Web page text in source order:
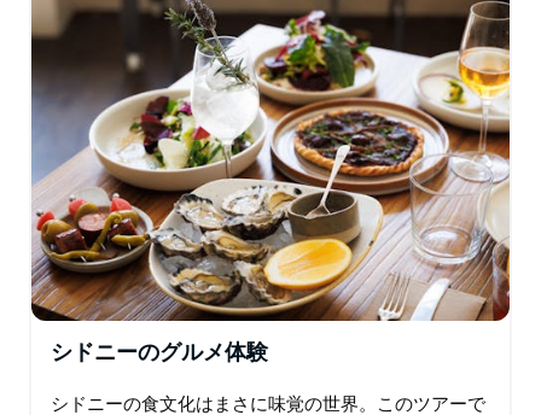
シドニーのグルメ体験
シドニーの食文化はまさに味覚の世界。このツアーで